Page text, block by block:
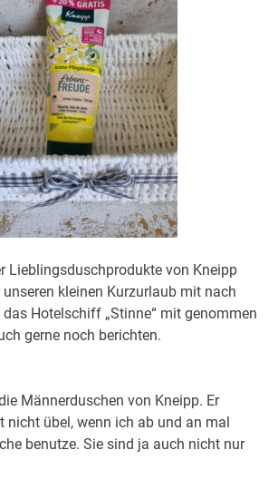
Lieblingsduschprodukte von Kneipp
kleinen Kurzurlaub mit nach
Hotelschiff „Stinne“ mit genommen
gerne noch berichten.
Männerduschen von Kneipp. Er
nicht übel, wenn ich ab und an mal
benutze. Sie sind ja auch nicht nur